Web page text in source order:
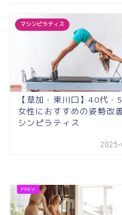
マシンピラティス
【草加・東川口】40代・
女性におすすめの姿勢改
シンピラティス
2025-